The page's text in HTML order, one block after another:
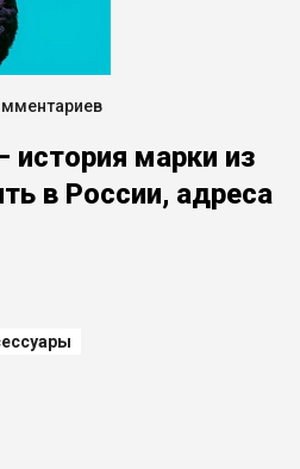
история марки из
в России, адреса